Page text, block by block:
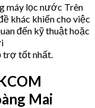
máy lọc nước Trên
khác khiến cho việc
đến kỹ thuật hoặc
trợ tốt nhất.
Mai